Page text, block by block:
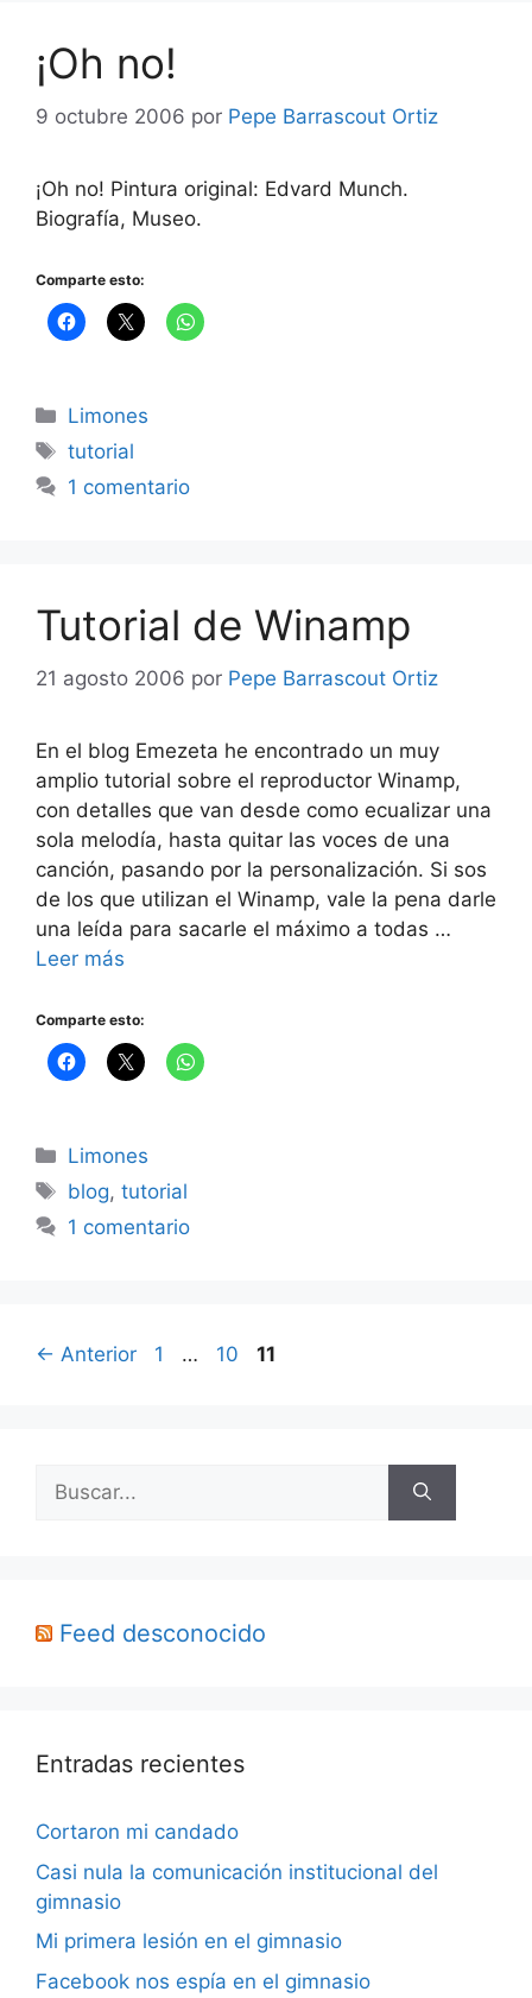
¡Oh no!
9 octubre 2006 por Pepe Barrascout Ortiz
¡Oh no! Pintura original: Edvard Munch.
Biografía, Museo.
Comparte esto:
Categorías
Limones
Etiquetas
tutorial
1 comentario
Tutorial de Winamp
21 agosto 2006 por Pepe Barrascout Ortiz
En el blog Emezeta he encontrado un muy
amplio tutorial sobre el reproductor Winamp,
con detalles que van desde como ecualizar una
sola melodía, hasta quitar las voces de una
canción, pasando por la personalización. Si sos
de los que utilizan el Winamp, vale la pena darle
una leída para sacarle el máximo a todas …
Leer más
Comparte esto:
Categorías
Limones
Etiquetas
blog,tutorial
1 comentario
← Anterior Página
1 … Página
10 Página
11
Buscar:
Feed desconocido
Entradas recientes
Cortaron mi candado
Casi nula la comunicación institucional del
gimnasio
Mi primera lesión en el gimnasio
Facebook nos espía en el gimnasio